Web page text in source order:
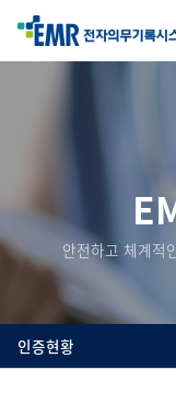
안전하고 체계적
인증현황